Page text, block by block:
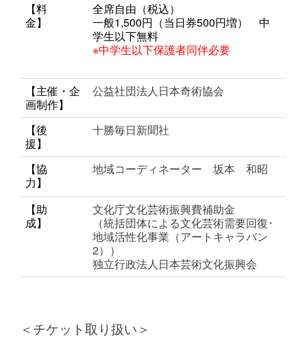
【料
金】
全席自由（税込）
一般1,500円 （当日券500円増）中
学生以下無料
※中学生以下保護者同伴必要
【主催・企
画制作】
公益社団法人日本奇術協会
【後
援】
十勝毎日新聞社
【協
力】
地域コーディネーター 坂本 和昭
【助
成】
文化庁文化芸術振興費補助金
（統括団体による文化芸術需要回復･
地域活性化事業（アートキャラバン
2））
独立行政法人日本芸術文化振興会
＜チケット取り扱い＞